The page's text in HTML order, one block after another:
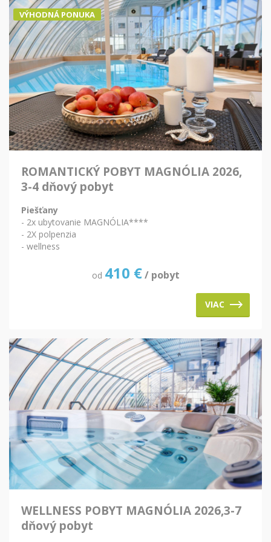
VÝHODNÁ PONUKA
ROMANTICKÝ POBYT MAGNÓLIA 2026,
3-4 dňový pobyt
Piešťany
- 2x ubytovanie MAGNÓLIA****
- 2X polpenzia
- wellness
od 410 € / pobyt
VIAC
WELLNESS POBYT MAGNÓLIA 2026,3-7
dňový pobyt